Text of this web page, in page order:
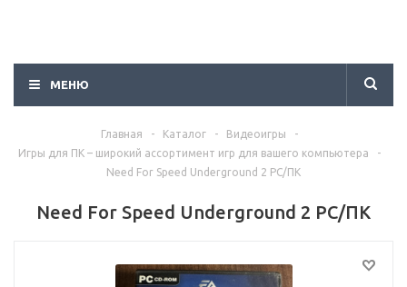
МЕНЮ
Главная - Каталог - Видеоигры
-
Игры для ПК – широкий ассортимент игр для вашего компьютера
-
Need For Speed Underground 2 PC/ПК
Need For Speed Underground 2 PC/ПК